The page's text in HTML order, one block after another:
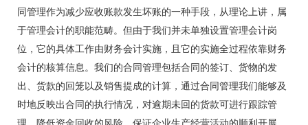
同管理作为减少应收账款发生坏账的一种手段，从理论上讲，属
于管理会计的职能范畴。但由于我们并未单独设置管理会计岗
位，它的具体工作由财务会计实施，且它的实施全过程依靠财务
会计的核算信息。我们的合同管理包括合同的签订、货物的发
出、货款的回笼以及销售提成的计算，通过合同管理我们能够及
时地反映出合同的执行情况，对逾期未回的货款可进行跟踪管